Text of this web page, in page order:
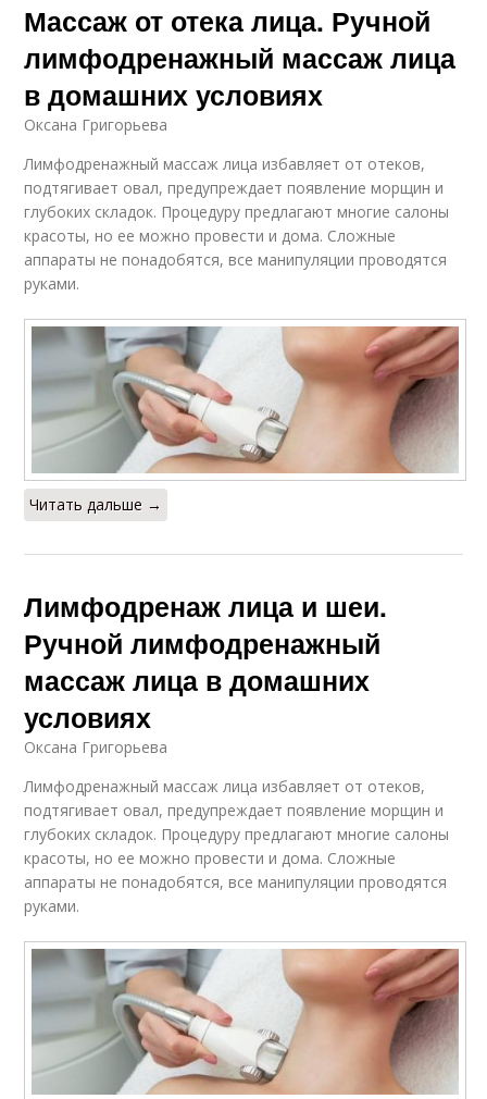
Массаж от отека лица. Ручной
лимфодренажный массаж лица
в домашних условиях
Оксана Григорьева
Лимфодренажный массаж лица избавляет от отеков,
подтягивает овал, предупреждает появление морщин и
глубоких складок. Процедуру предлагают многие салоны
красоты, но ее можно провести и дома. Сложные
аппараты не понадобятся, все манипуляции проводятся
руками.
Читать дальше →
Лимфодренаж лица и шеи.
Ручной лимфодренажный
массаж лица в домашних
условиях
Оксана Григорьева
Лимфодренажный массаж лица избавляет от отеков,
подтягивает овал, предупреждает появление морщин и
глубоких складок. Процедуру предлагают многие салоны
красоты, но ее можно провести и дома. Сложные
аппараты не понадобятся, все манипуляции проводятся
руками.